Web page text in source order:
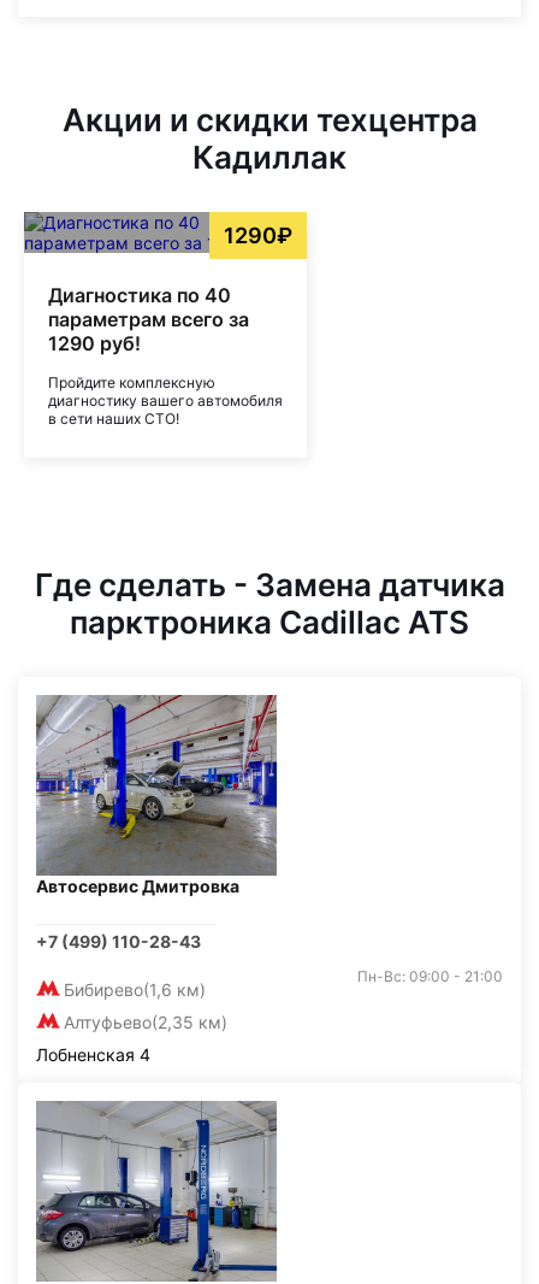
Акции и скидки техцентра
Кадиллак
1290₽
Диагностика по 40
параметрам всего за
1290 руб!
Пройдите комплексную
диагностику вашего автомобиля
в сети наших СТО!
Где сделать - Замена датчика
парктроника Cadillac ATS
Автосервис Дмитровка
+7 (499) 110-28-43
Бибирево(1,6 км)
Алтуфьево(2,35 км)
Пн-Вс: 09:00 - 21:00
Лобненская 4